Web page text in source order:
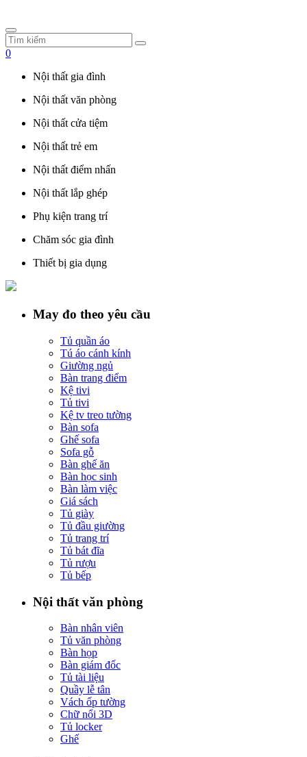
0
Nội thất gia đình
Nội thất văn phòng
Nội thất cửa tiệm
Nội thất trẻ em
Nội thất điểm nhấn
Nội thất lắp ghép
Phụ kiện trang trí
Chăm sóc gia đình
Thiết bị gia dụng
May đo theo yêu cầu
Tủ quần áo
Tú áo cánh kính
Giường ngủ
Bàn trang điểm
Kệ tivi
Tủ tivi
Kệ tv treo tường
Bàn sofa
Ghế sofa
Sofa gỗ
Bàn ghế ăn
Bàn học sinh
Bàn làm việc
Giá sách
Tủ giày
Tủ đầu giường
Tủ trang trí
Tủ bát đĩa
Tủ rượu
Tủ bếp
Nội thất văn phòng
Bàn nhân viên
Tủ văn phòng
Bàn họp
Bàn giám đốc
Tủ tài liệu
Quầy lễ tân
Vách ốp tường
Chữ nổi 3D
Tủ locker
Ghế